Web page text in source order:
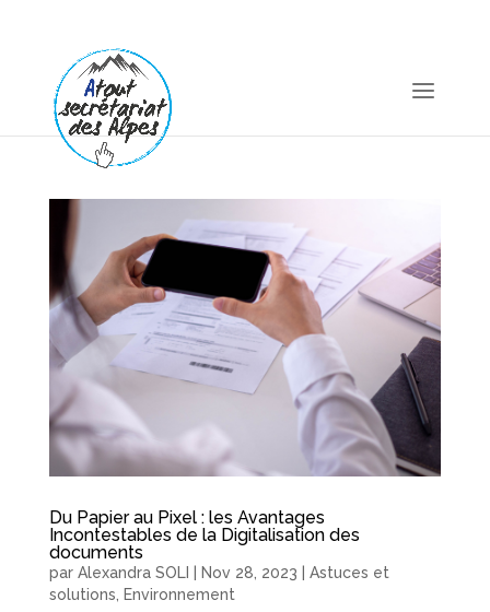
Du Papier au Pixel : les Avantages
Incontestables de la Digitalisation des
documents
par Alexandra SOLI | Nov 28, 2023 | Astuces et
solutions Environnement